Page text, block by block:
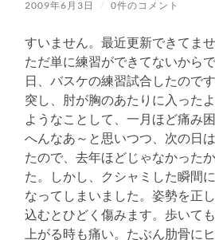
2009年6月3日 / 0件のコメント
すいません。最近更新できてま
ただ単に練習ができてないから
日、バスケの練習試合したので
突し、肘が胸のあたりに入った
ようなことして、一月ほど痛み
へんなあ～と思いつつ、次の日
たので、去年ほどじゃなかった
た。しかし、クシャミした瞬間
なってしまいました。姿勢を正
込むとひどく傷みます。歩いて
上がる時も痛い。たぶん肋骨に